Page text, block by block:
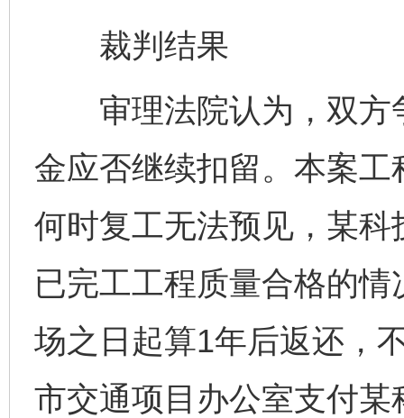
裁判结果
审理法院认为，双方
金应否继续扣留。本案
何时复工无法预见，某
已完工工程质量合格的
场之日起算1年后返还，
市交通项目办公室支付